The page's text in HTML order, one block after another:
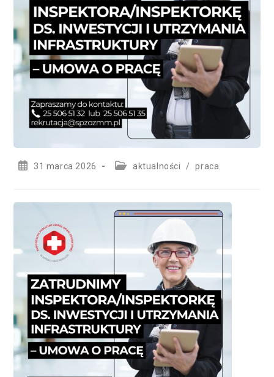
Post31 marca 2026
Postaktualności / praca